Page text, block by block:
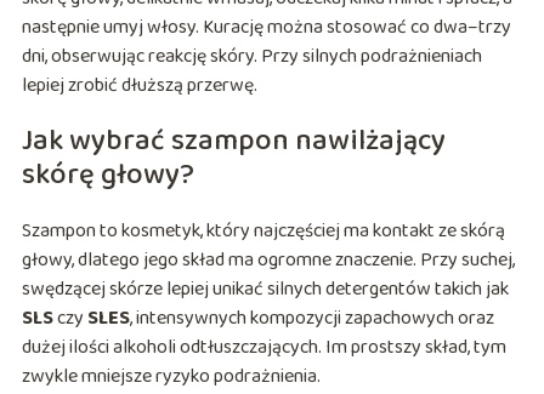
następnie umyj włosy. Kurację można stosować co dwa–trzy
dni, obserwując reakcję skóry. Przy silnych podrażnieniach
lepiej zrobić dłuższą przerwę.
Jak wybrać szampon nawilżający
skórę głowy?
Szampon to kosmetyk, który najczęściej ma kontakt ze skórą
głowy, dlatego jego skład ma ogromne znaczenie. Przy suchej,
swędzącej skórze lepiej unikać silnych detergentów takich jak
SLSczy SLES, intensywnych kompozycji zapachowych oraz
dużej ilości alkoholi odtłuszczających. Im prostszy skład, tym
zwykle mniejsze ryzyko podrażnienia.